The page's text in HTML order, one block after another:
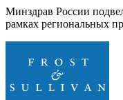
Минздрав России
рамках региональных